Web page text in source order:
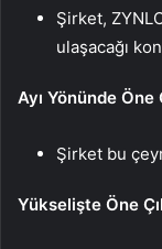
Şirket,
ulaşacağı
Ayı Yönünde Öne
Şirket bu
Yükselişte Öne